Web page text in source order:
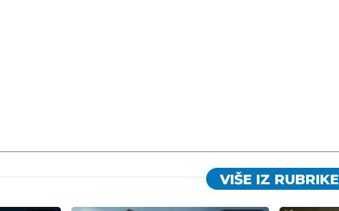
VIŠE IZ RUBRIKE